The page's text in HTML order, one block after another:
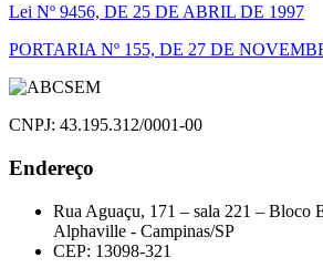
Navegação
de
Post
Lei Nº 9456, DE 25 DE ABRIL DE 1997
PORTARIA Nº 155, DE 27 DE
CNPJ: 43.195.312/0001-00
Endereço
Rua Aguaçu, 171 – sala 221 – Bloco
Alphaville - Campinas/SP
CEP: 13098-321